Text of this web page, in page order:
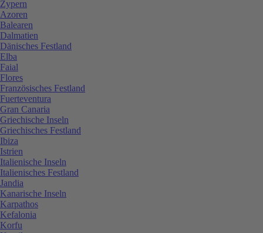
Zypern
Azoren
Balearen
Dalmatien
Dänisches Festland
Elba
Faial
Flores
Französisches Festland
Fuerteventura
Gran Canaria
Griechische Inseln
Griechisches Festland
Ibiza
Istrien
Italienische Inseln
Italienisches Festland
Jandia
Kanarische Inseln
Karpathos
Kefalonia
Korfu